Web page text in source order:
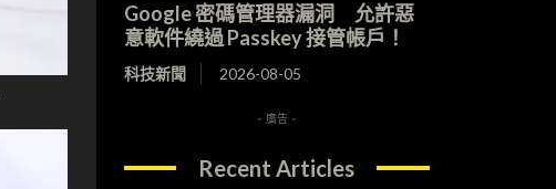
Google 密碼管理器漏洞 允許惡
意軟件繞過 Passkey 接管帳戶！
科技新聞 2026-08-05
- 廣告 -
Recent Articles